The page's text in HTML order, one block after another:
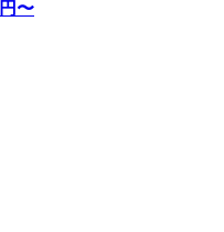
円〜